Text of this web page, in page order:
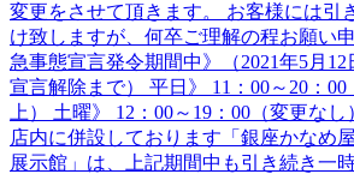
変更をさせて頂きます。 お客様には引
け致しますが、何卒ご理解の程お願い
急事態宣言発令期間中》（2021年5月
宣言解除まで） 平日》 11：00～20：
上） 土曜》 12：00～19：00（変更な
店内に併設しております「銀座かなめ
展示館」は、上記期間中も引き続き一